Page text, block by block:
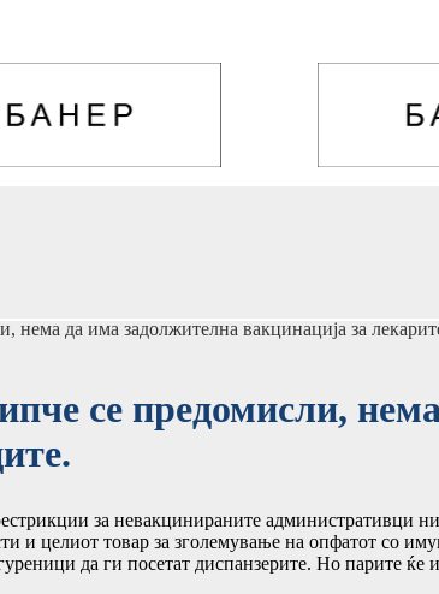
да има задолжителна вакцинација за
се предомисли, нема
за невакцинираните административци
и целиот товар за зголемување на опфатот со
да ги посетат диспанзерите. Но парите